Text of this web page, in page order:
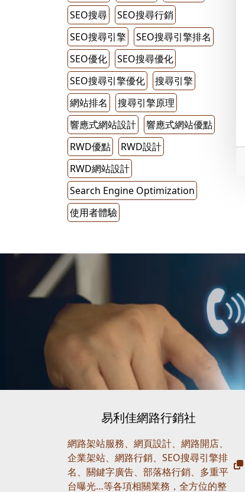
SEO搜尋
SEO搜尋行銷
SEO搜尋引擎
SEO搜尋引擎排名
SEO優化
SEO搜尋優化
SEO搜尋引擎優化
搜尋引擎
網站排名
搜尋引擎原理
響應式網站設計
響應式網站優點
RWD優點
RWD設計
RWD網站設計
Search Engine Optimization
使用者體驗
易利佳網路行銷社
網路架站服務、網頁設計、網路開店、
企業架站、網路行銷、SEO搜尋引擎排
名、關鍵字廣告、部落格行銷、多重平
台曝光…等各項相關業務，全方位的整